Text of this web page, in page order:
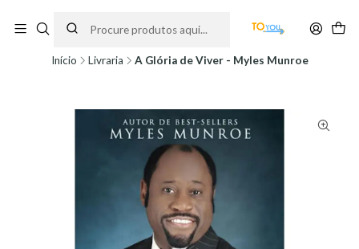
partir do dia 11 de Agosto, às 10H.
Início Livraria A Glória de Viver - Myles Munroe